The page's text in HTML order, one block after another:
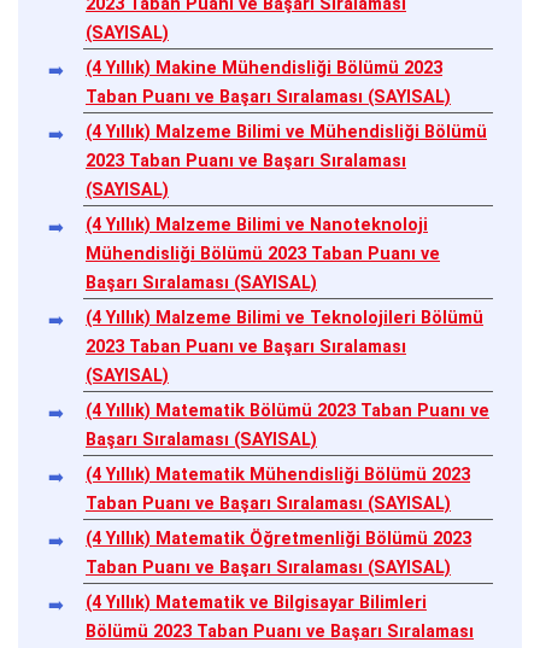
2023 Taban Puanı ve Başarı Sıralaması
(SAYISAL)
(4 Yıllık) Makine Mühendisliği Bölümü 2023
Taban Puanı ve Başarı Sıralaması (SAYISAL)
(4 Yıllık) Malzeme Bilimi ve Mühendisliği Bölümü
2023 Taban Puanı ve Başarı Sıralaması
(SAYISAL)
(4 Yıllık) Malzeme Bilimi ve Nanoteknoloji
Mühendisliği Bölümü 2023 Taban Puanı ve
Başarı Sıralaması (SAYISAL)
(4 Yıllık) Malzeme Bilimi ve Teknolojileri Bölümü
2023 Taban Puanı ve Başarı Sıralaması
(SAYISAL)
(4 Yıllık) Matematik Bölümü 2023 Taban Puanı ve
Başarı Sıralaması (SAYISAL)
(4 Yıllık) Matematik Mühendisliği Bölümü 2023
Taban Puanı ve Başarı Sıralaması (SAYISAL)
(4 Yıllık) Matematik Öğretmenliği Bölümü 2023
Taban Puanı ve Başarı Sıralaması (SAYISAL)
(4 Yıllık) Matematik ve Bilgisayar Bilimleri
Bölümü 2023 Taban Puanı ve Başarı Sıralaması